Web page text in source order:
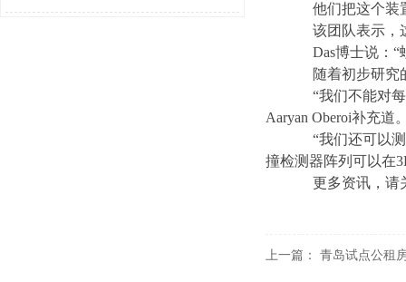
他们把这个装置
该团队表示，这
Das博士说：“蝗
随着初步研究的
“我们不能对每
Aaryan Oberoi补充道
“我们还可以测
撞检测器阵列可以在
更多资讯，请
上一篇： 青岛试点公租